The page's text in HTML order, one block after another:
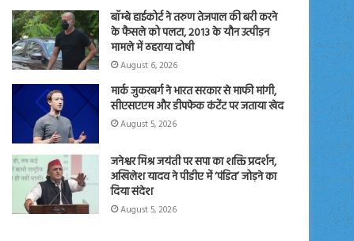
बॉम्बे हाईकोर्ट ने तरुण तेजपाल की बरी करने
के फैसले को पलटा, 2013 के यौन उत्पीड़न
मामले में ठहराया दोषी
August 6, 2026
मार्क जुकरबर्ग ने भारत सरकार से माफी मांगी,
सीएसएएम और डीपफेक कंटेंट पर जताया खेद
August 5, 2026
जनेश्वर मिश्र जयंती पर सपा का शक्ति प्रदर्शन,
अखिलेश यादव ने पीडीए में ‘पंडित’ जोड़ने का
दिया संदेश
August 5, 2026